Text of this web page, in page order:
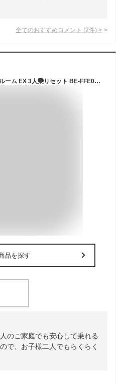
全てのおすすめコメント (2件) >
送料無料 ※一部地域 ギュットクルーム EX 3人乗りセット BE-FFE031 パナソニック 2023年モデル 20インチ 16Ah 前後シートセット ギュット クルーム 電動アシスト自転車 電動自転車 子乗せ自転車 前子供乗せパナソニック 防犯登録無料
品を探す
のご家庭でも安心して乗れる
で、お子様二人でもらくらく